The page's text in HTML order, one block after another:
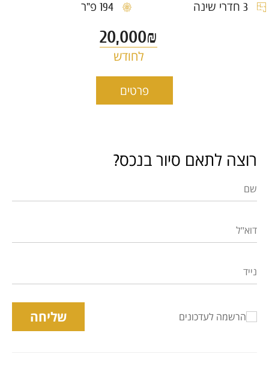
194 פ"ר
20,000₪
לחודש
פרטים
רוצה לתאם סיור בנכס?
הרשמה לעדכונים שליחה